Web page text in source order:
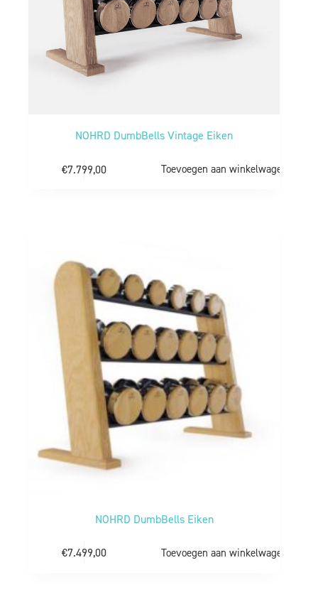
NOHRD DumbBells Vintage Eiken
€7.799,00 Toevoegen aan winkelwagen
NOHRD DumbBells Eiken
€7.499,00 Toevoegen aan winkelwagen